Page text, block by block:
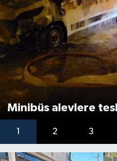
Minibüs alevlere
1 2 3